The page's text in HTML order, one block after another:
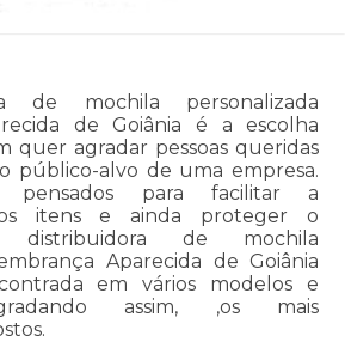
de mochila personalizada
de Goiânia é a escolha
quer agradar pessoas queridas
público-alvo de uma empresa.
pensados para facilitar a
itens e ainda proteger o
distribuidora de mochila
Aparecida de Goiânia
em vários modelos e
assim, ,os mais